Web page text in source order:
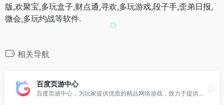
版,欢聚宝,多玩盒子,财点通,寻欢,多玩游戏,段子手,歪弟日报,
微会,多玩约战等软件.
相关导航
百度页游中心
百度页游中心，为玩家提供优质的精品网络游戏，致力于提供优质的用户服务，成为深受玩家喜爱的游戏平台